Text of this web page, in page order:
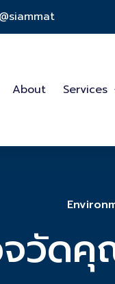
@siammat
About Services
วัด